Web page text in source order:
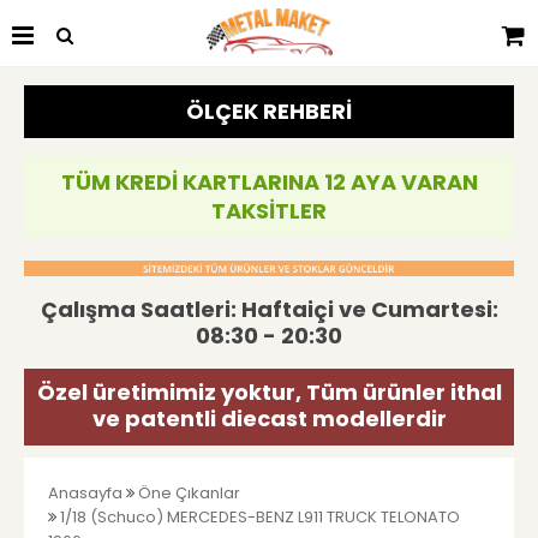
ÖLÇEK REHBERİ
TÜM KREDİ KARTLARINA 12 AYA VARAN
TAKSİTLER
Çalışma Saatleri: Haftaiçi ve Cumartesi:
08:30 - 20:30
Özel üretimimiz yoktur, Tüm ürünler ithal
ve patentli diecast modellerdir
Anasayfa
Öne Çıkanlar
1/18 (Schuco) MERCEDES-BENZ L911 TRUCK TELONATO